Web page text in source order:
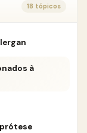
18 tópicos
à